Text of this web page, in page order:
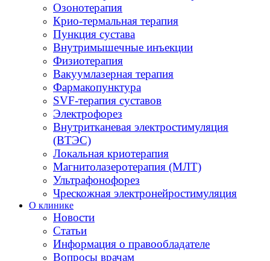
Озонотерапия
Крио-термальная терапия
Пункция сустава
Внутримышечные инъекции
Физиотерапия
Вакуумлазерная терапия
Фармакопунктура
SVF-терапия суставов
Электрофорез
Внутритканевая электростимуляция
(ВТЭС)
Локальная криотерапия
Магнитолазеротерапия (МЛТ)
Ультрафонофорез
Чрескожная электронейростимуляция
О клинике
Новости
Статьи
Информация о правообладателе
Вопросы врачам